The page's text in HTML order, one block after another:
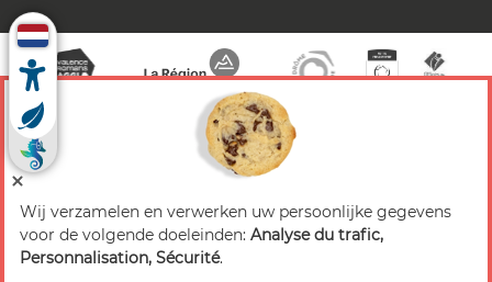
© 2026 Valence Romans Tourisme — Alle rechten
voorbehouden
Wij verzamelen en verwerken uw persoonlijke gegevens
voor de volgende doeleinden: Analyse du trafic,
Personnalisation, Sécurité.